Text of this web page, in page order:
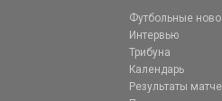
Футбольные
Интервью
Трибуна
Календарь
Результаты